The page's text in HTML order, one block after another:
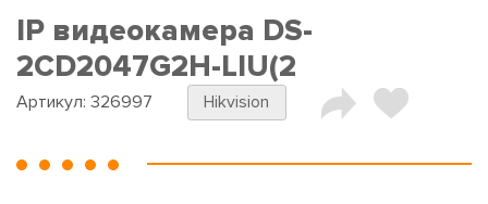
IP видеокамера DS-
2CD2047G2H-LIU(2
Артикул: 326997 Hikvision